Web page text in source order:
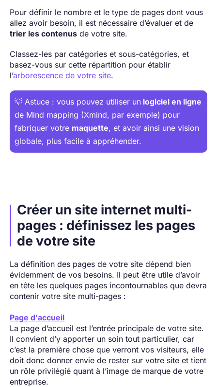
Pour définir le nombre et le type de pages dont vous
allez avoir besoin, il est nécessaire d’évaluer et de
trier les contenus de votre site.
Classez-les par catégories et sous-catégories, et
basez-vous sur cette répartition pour établir
l’arborescence de votre site.
💡 Astuce : vous pouvez utiliser un logiciel en ligne
de Mind mapping (Xmind, par exemple) pour
fabriquer votre maquette, et avoir ainsi une vision
globale, plus facile à appréhender.
Créer un site internet multi-
pages : définissez les pages
de votre site
La définition des pages de votre site dépend bien
évidemment de vos besoins. Il peut être utile d’avoir
en tête les quelques pages incontournables que devra
contenir votre site multi-pages :
Page d'accueil
La page d’accueil est l’entrée principale de votre site.
Il convient d’y apporter un soin tout particulier, car
c’est la première chose que verront vos visiteurs, elle
doit donc donner envie de rester sur votre site et tient
un rôle privilégié quant à l’image de marque de votre
entreprise.